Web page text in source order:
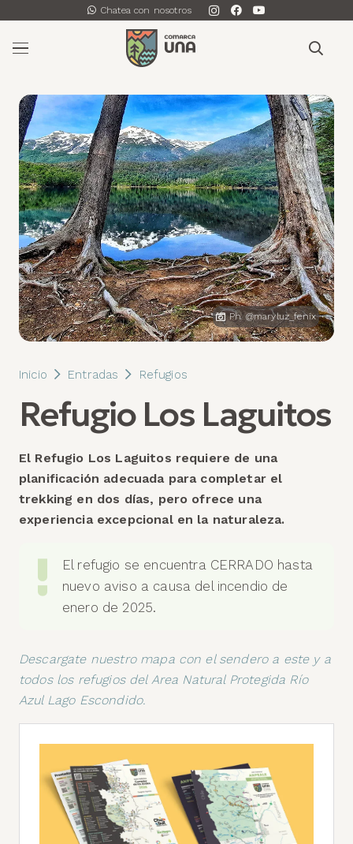
Chatea con nosotros
Ph @maryluz_fenix
Inicio Entradas Refugios
Refugio Los Laguitos
El Refugio Los Laguitos requiere de una
planificación adecuada para completar el
trekking en dos días, pero ofrece una
experiencia excepcional en la naturaleza.
El refugio se encuentra CERRADO hasta
nuevo aviso a causa del incendio de
enero de 2025.
Descargate nuestro mapa con el sendero a este y a
todos los refugios del Area Natural Protegida Río
Azul Lago Escondido.